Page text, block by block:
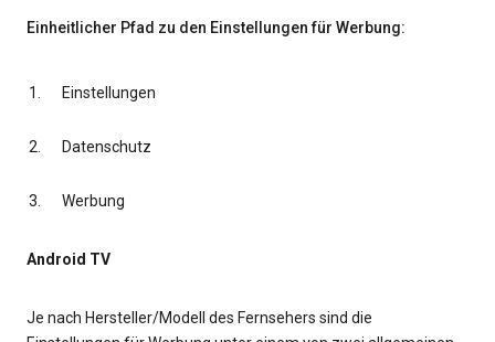
Einheitlicher Pfad zu den Einstellungen für Werbung:
Einstellungen
Datenschutz
Werbung
Android TV
Je nach Hersteller/Modell des Fernsehers sind die